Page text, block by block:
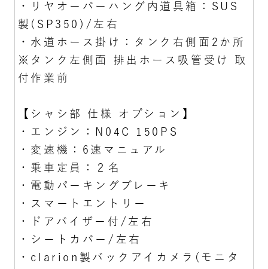
・リヤオーバーハング内道具箱：SUS
製(SP350)/左右
・水道ホース掛け：タンク右側面2か所
※タンク左側面 排出ホース吸管受け 取
付作業前
【シャシ部 仕様 オプション】
・エンジン：N04C 150PS
・変速機：6速マニュアル
・乗車定員：２名
・電動パーキングブレーキ
・スマートエントリー
・ドアバイザー付/左右
・シートカバー/左右
・clarion製バックアイカメラ(モニタ